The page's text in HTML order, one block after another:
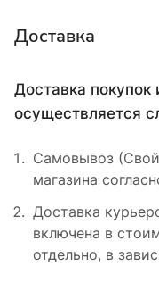
Доставка
Доставка покупок
осуществляется
Самовывоз
магазина
Доставка
включена в
отдельно, в